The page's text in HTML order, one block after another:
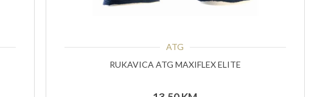
ATG
RUKAVICA ATG MAXIFLEX ELITE